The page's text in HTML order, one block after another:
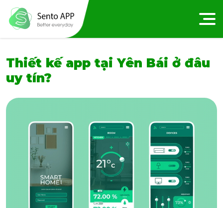
Thiết kế app tại Yên Bái ở đâu
uy tín?